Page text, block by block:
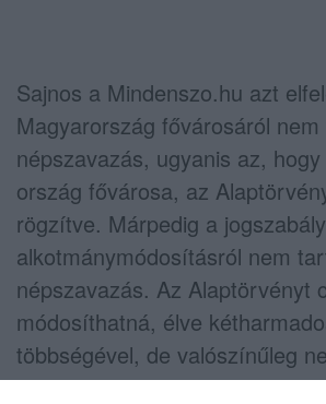
Sajnos a Mindenszo.hu azt
Magyarország fővárosáról
népszavazás, ugyanis az,
ország fővárosa, az
rögzítve. Márpedig a
alkotmánymódosításról nem
népszavazás. Az Alaptörvényt
módosíthatná, élve
többségével, de valószínűleg
erre.